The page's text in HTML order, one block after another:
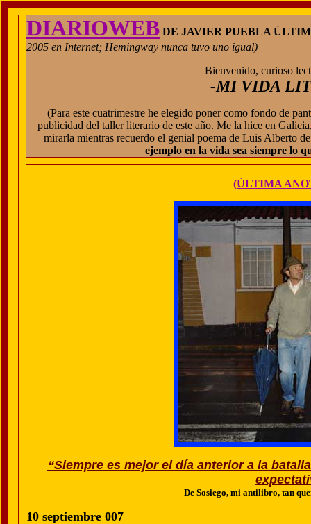
DIARIOWEB DE JAVIER PUEBLA
2005 en Internet; Hemingway nunca tuvo uno igual)
Bienvenido, curioso
-MI VIDA
(Para este cuatrimestre he elegido poner como fondo de
publicidad del taller literario de este año. Me la hice en
mirarla mientras recuerdo el genial poema de Luis Alberto
ejemplo en la vida sea siempre lo
(ÚLTIMA
“Siempre es mejor el día anterior a la
De Sosiego, mi antilibro, tan
10 septiembre 007